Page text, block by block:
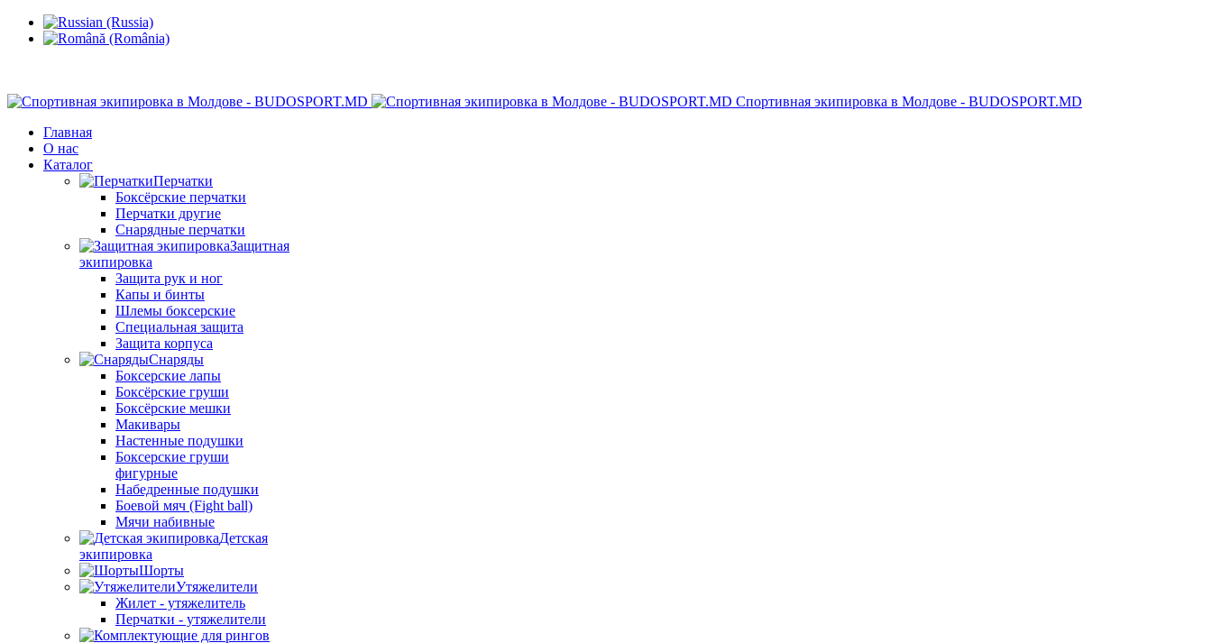
Спортивная экипировка в Молдове - BUDOSPORT.MD
Главная
О нас
Каталог
Перчатки
Боксёрские перчатки
Перчатки другие
Снарядные перчатки
Защитная
экипировка
Защита рук и ног
Капы и бинты
Шлемы боксерские
Специальная защита
Защита корпуса
Снаряды
Боксерские лапы
Боксёрские груши
Боксёрские мешки
Макивары
Настенные подушки
Боксерские груши
фигурные
Набедренные подушки
Боевой мяч (Fight ball)
Мячи набивные
Детская
экипировка
Шорты
Утяжелители
Жилет - утяжелитель
Перчатки - утяжелители